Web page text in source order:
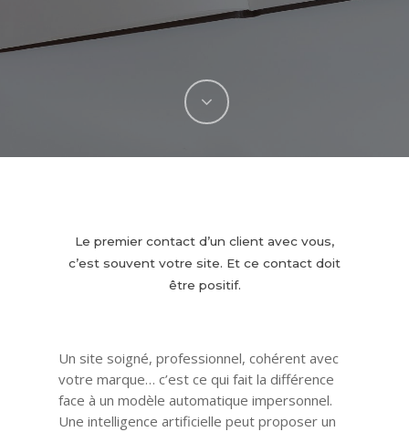
Le premier contact d’un client avec vous,
c’est souvent votre site. Et ce contact doit
être positif.
Un site soigné, professionnel, cohérent avec
votre marque… c’est ce qui fait la différence
face à un modèle automatique impersonnel.
Une intelligence artificielle peut proposer un